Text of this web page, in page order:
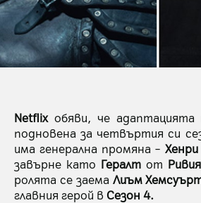
Netflixобяви, че адаптацията
подновена за четвъртия си
има генерална промяна –
завърне като Гералт от
ролята се заема Лиъм
главния герой в Сезон 4.